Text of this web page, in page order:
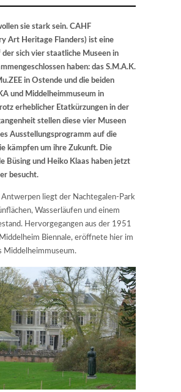
sie stark sein. CAHF
Art Heritage Flanders) ist eine
der sich vier staatliche Museen in
haben: das S.M.A.K.
in Ostende und die beiden
und Middelheimmuseum in
erheblicher Etatkürzungen in der
stellen diese vier Museen
Ausstellungsprogramm auf die
kämpfen um ihre Zukunft. Die
Büsing und Heiko Klaas haben jetzt
besucht.
Antwerpen liegt der Nachtegalen-Park
Wasserläufen und einem
Hervorgegangen aus der 1951
Biennale, eröffnete hier im
Middelheimmuseum.